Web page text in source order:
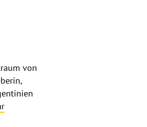
von